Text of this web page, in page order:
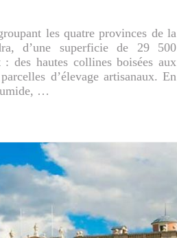
les quatre provinces de la
d’une superficie de 29 500
des hautes collines boisées aux
d’élevage artisanaux. En
…